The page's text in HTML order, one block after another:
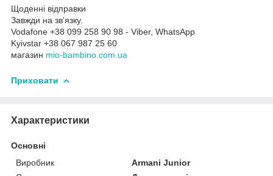
Щоденні відправки
Завжди на зв'язку.
Vodafone +38 099 258 90 98 - Viber, WhatsApp
Kyivstar +38 067 987 25 60
магазин mio-bambino.com.ua
Приховати
Характеристики
Основні
Виробник
Armani Junior